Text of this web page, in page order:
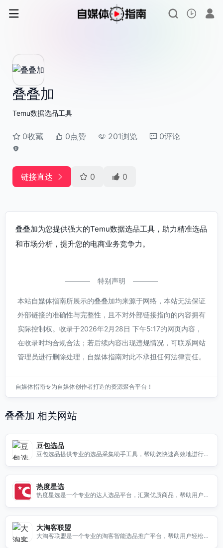
叠叠加
Temu数据选品工具
0收藏 0点赞 201浏览 0评论
链接直达 0 0
叠叠加为您提供强大的Temu数据选品工具，助力精准选品
和市场分析，提升您的电商业务竞争力。
特别声明
本站自媒体指南所展示的叠叠加均来源于网络，本站无法保证
外部链接的准确性与完整性，且不对外部链接指向的内容拥有
实际控制权。收录于2026年2月28日 下午5:17的网页内容，
在收录时均合规合法；若后续内容出现违规情况，可联系网站
管理员进行删除处理，自媒体指南对此不承担任何法律责任。
自媒体指南专为自媒体创作者打造的资源聚合平台！
叠叠加 相关网站
豆包选品
豆包选品提供专业的选品采集助手工具，帮助您快速高效地进行商
热度星选
热度星选是一个专业的达人选品平台，汇聚优质商品，帮助用户轻
大淘客联盟
大淘客联盟是一个专业的淘客智能选品推广平台，帮助用户轻松找